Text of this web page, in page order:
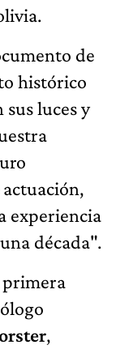
de
histórico
luces y
experiencia
década".
primera
,